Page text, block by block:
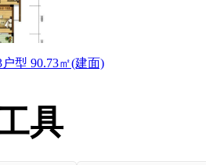
型 90.73㎡(建面)
具